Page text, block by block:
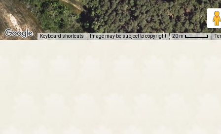
Keyboard shortcuts Image may be subject to copyright 20 m